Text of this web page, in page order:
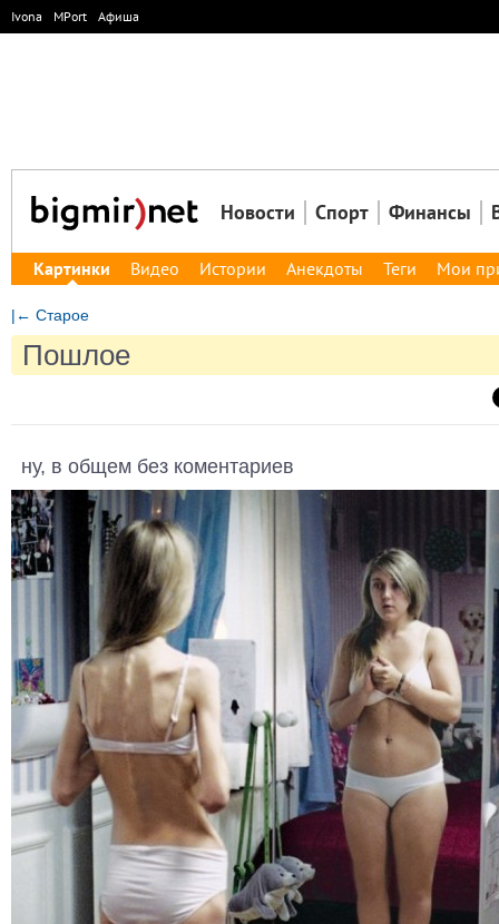
Ivona MPort Афиша
Новости Спорт Финансы
Картинки Видео Истории Анекдоты Теги Мои
|← Старое
Пошлое
ну, в общем без коментариев